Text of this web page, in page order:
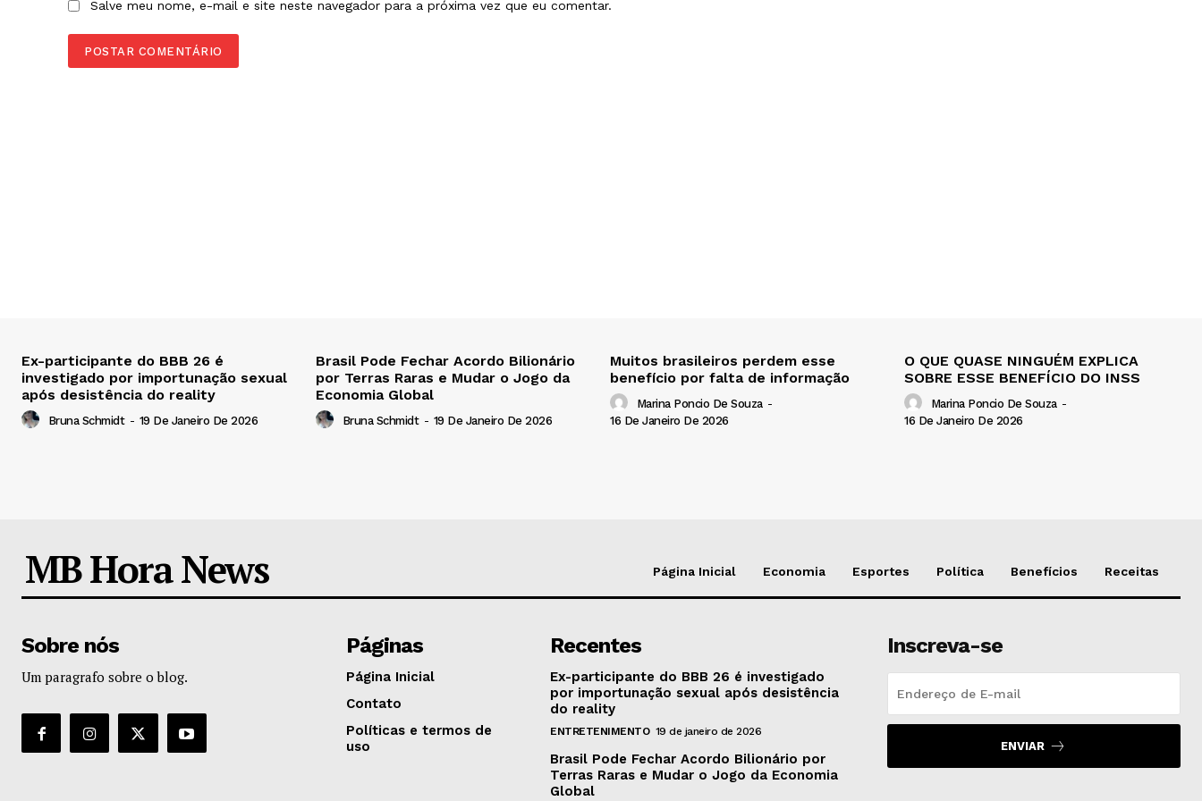
Salve meu nome, e-mail e site neste navegador para a próxima vez que eu comentar.
Ex-participante do BBB 26 é
investigado por importunação sexual
após desistência do reality
Bruna Schmidt - 19 De Janeiro De 2026
Brasil Pode Fechar Acordo Bilionário
por Terras Raras e Mudar o Jogo da
Economia Global
Bruna Schmidt - 19 De Janeiro De 2026
Muitos brasileiros perdem esse
benefício por falta de informação
Marina Poncio De Souza -
16 De Janeiro De 2026
O QUE QUASE NINGUÉM EXPLICA
SOBRE ESSE BENEFÍCIO DO INSS
Marina Poncio De Souza -
16 De Janeiro De 2026
MB Hora News Página Inicial Economia Esportes Política Benefícios Receitas
Sobre nós
Um paragrafo sobre o blog.
Páginas
Página Inicial
Contato
Políticas e termos de
uso
Recentes
Ex-participante do BBB 26 é investigado
por importunação sexual após desistência
do reality
ENTRETENIMENTO 19 de janeiro de 2026
Brasil Pode Fechar Acordo Bilionário por
Terras Raras e Mudar o Jogo da Economia
Global
Inscreva-se
ENVIAR